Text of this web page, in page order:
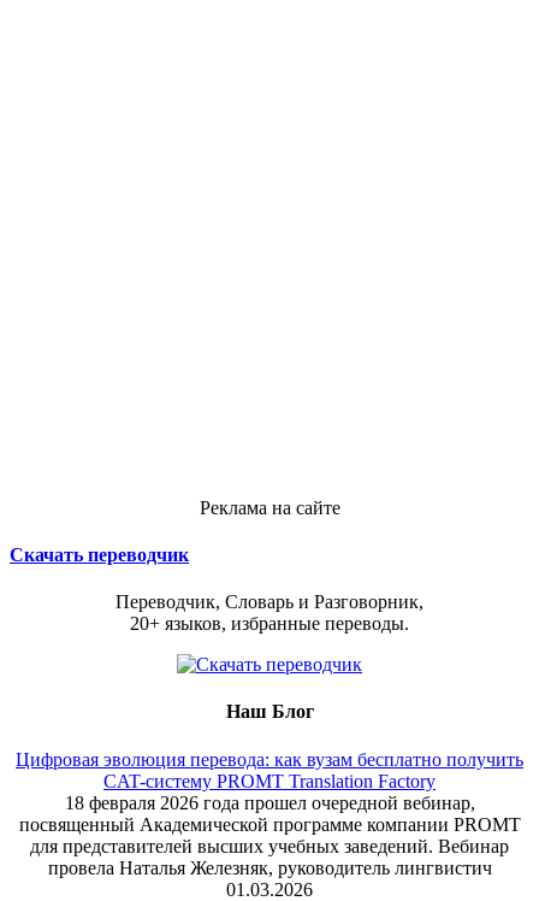
Реклама на сайте
Скачать переводчик
Переводчик, Словарь и Разговорник,
20+ языков, избранные переводы.
Наш Блог
Цифровая эволюция перевода: как вузам бесплатно получить
CAT-систему PROMT Translation Factory
18 февраля 2026 года прошел очередной вебинар,
посвященный Академической программе компании PROMT
для представителей высших учебных заведений. Вебинар
провела Наталья Железняк, руководитель лингвистич
01.03.2026